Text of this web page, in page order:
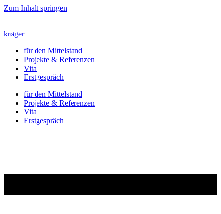
Zum Inhalt springen
krøger
für den Mittelstand
Projekte & Referenzen
Vita
Erstgespräch
für den Mittelstand
Projekte & Referenzen
Vita
Erstgespräch